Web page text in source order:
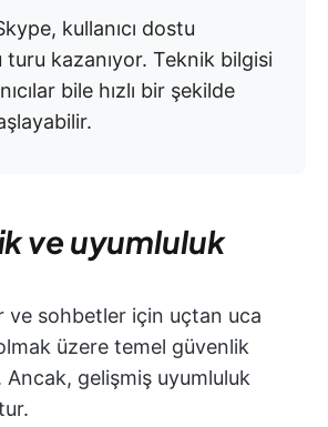
kullanıcı dostu
turu kazanıyor. Teknik bilgisi
bile hızlı bir şekilde
ve uyumluluk
ve sohbetler için uçtan uca
üzere temel güvenlik
Ancak, gelişmiş uyumluluk